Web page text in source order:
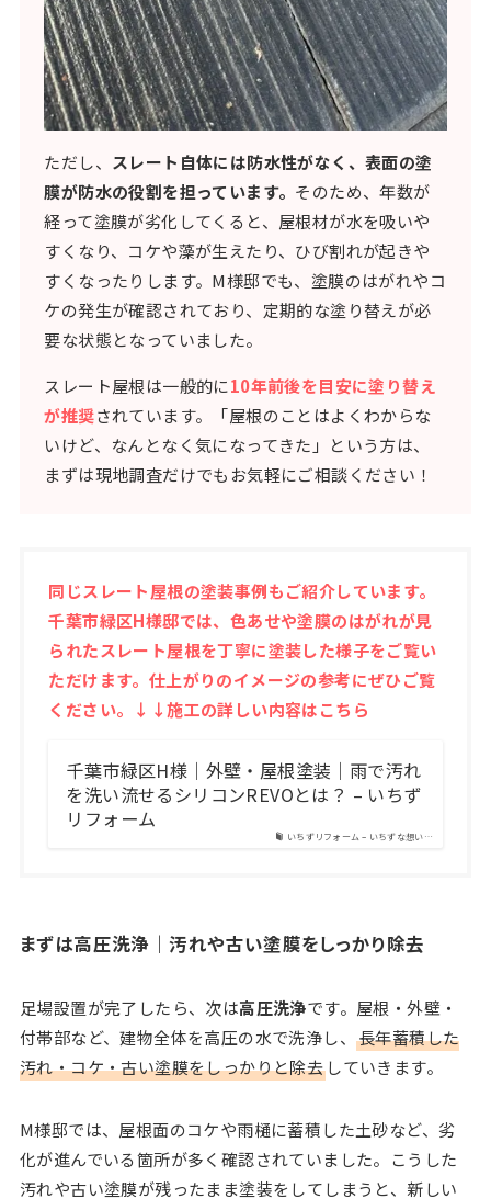
ただし、 スレート自体には防水性がなく、表面の塗
膜が防水の役割を担っています。 そのため、年数が
経って塗膜が劣化してくると、屋根材が水を吸いや
すくなり、コケや藻が生えたり、ひび割れが起きや
すくなったりします。M様邸でも、塗膜のはがれやコ
ケの発生が確認されており、定期的な塗り替えが必
要な状態となっていました。
スレート屋根は一般的に10年前後を目安に塗り替え
が推奨されています。「屋根のことはよくわからな
いけど、なんとなく気になってきた」という方は、
まずは現地調査だけでもお気軽にご相談ください！
同じスレート屋根の塗装事例もご紹介しています。
千葉市緑区H様邸では、色あせや塗膜のはがれが見
られたスレート屋根を丁寧に塗装した様子をご覧い
ただけます。仕上がりのイメージの参考にぜひご覧
ください。↓↓施工の詳しい内容はこちら
いちずリフォーム – いちずな想い…
千葉市緑区H様｜外壁・屋根塗装｜雨で汚れ
を洗い流せるシリコンREVOとは？ – いちず
リフォーム
まずは高圧洗浄｜汚れや古い塗膜をしっかり除去
足場設置が完了したら、次は高圧洗浄です。屋根・外壁・
付帯部など、建物全体を高圧の水で洗浄し、 長年蓄積した
汚れ・コケ・古い塗膜をしっかりと除去 していきます。
M様邸では、屋根面のコケや雨樋に蓄積した土砂など、劣
化が進んでいる箇所が多く確認されていました。こうした
汚れや古い塗膜が残ったまま塗装をしてしまうと、新しい